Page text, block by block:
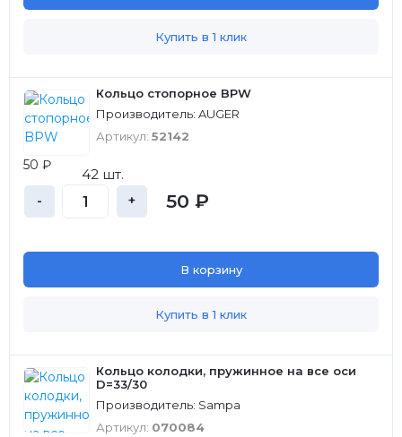
Купить в 1 клик
Кольцо стопорное BPW
Производитель: AUGER
Артикул: 52142
50 ₽
42 шт.
- + 50 ₽
В корзину
Купить в 1 клик
Кольцо колодки, пружинное на все оси
D=33/30
Производитель: Sampa
Артикул: 070084